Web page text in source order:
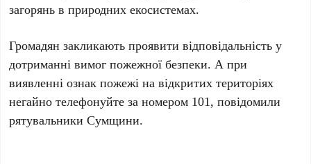
загорянь в природних екосистемах.
Громадян закликають проявити відповідальність у
дотриманні вимог пожежної безпеки. А при
виявленні ознак пожежі на відкритих територіях
негайно телефонуйте за номером 101, повідомили
рятувальники Сумщини.